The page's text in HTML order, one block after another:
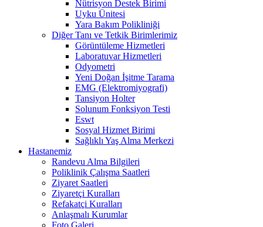
Nütrisyon Destek Birimi
Uyku Ünitesi
Yara Bakım Polikliniği
Diğer Tanı ve Tetkik Birimlerimiz
Görüntüleme Hizmetleri
Laboratuvar Hizmetleri
Odyometri
Yeni Doğan İşitme Tarama
EMG (Elektromiyografi)
Tansiyon Holter
Solunum Fonksiyon Testi
Eswt
Sosyal Hizmet Birimi
Sağlıklı Yaş Alma Merkezi
Hastanemiz
Randevu Alma Bilgileri
Poliklinik Çalışma Saatleri
Ziyaret Saatleri
Ziyaretçi Kuralları
Refakatçi Kuralları
Anlaşmalı Kurumlar
Foto Galeri